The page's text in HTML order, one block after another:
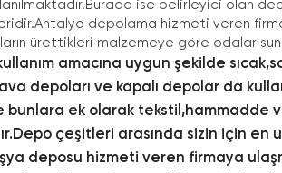
ise belirleyici olan
depolama hizmeti veren
ürettikleri malzemeye göre odalar
amacına uygun şekilde
depoları ve kapalı depolar da
bunlara ek olarak tekstil,hammadde
Depo çeşitleri arasında sizin için en
deposu hizmeti veren firmaya